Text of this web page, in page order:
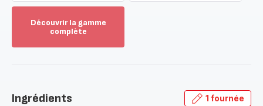
Découvrir la gamme
complète
gamme
Ingrédients 1 fournée